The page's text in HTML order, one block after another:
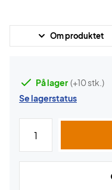
Om produktet
På lager (+10 stk.)
Se lagerstatus